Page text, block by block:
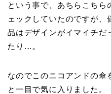
という事で、あちらこちら
ェックしていたのですが、
品はデザインがイマイチだ
たり…。
なのでこのニコアンドの傘
と一目で気に入りました。